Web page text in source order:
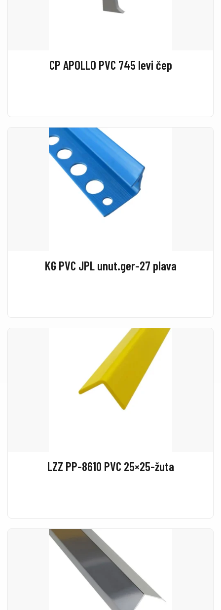
CP APOLLO PVC 745 levi čep
KG PVC JPL unut.ger-27 plava
LZZ PP-8610 PVC 25×25-žuta